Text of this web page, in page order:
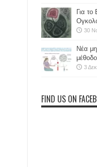
Για το
30
Νέα
3
FIND US ON